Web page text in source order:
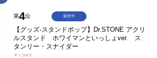
第4位
【グッズ-スタンドポップ】Dr.STONE アクリ
ルスタンド ホワイマンといっしょver. ス
タンリー・スナイダー
￥1,980
発売中